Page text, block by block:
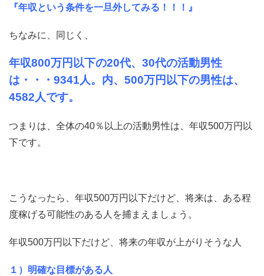
『年収という条件を一旦外してみる！！！』
ちなみに、同じく、
年収800万円以下の20代、30代の活動男性
は・・・9341人。内、500万円以下の男性は、
4582人です。
つまりは、全体の40％以上の活動男性は、年収500万円以
下です。
こうなったら、年収500万円以下だけど、将来は、ある程
度稼げる可能性のある人を捕まえましょう。
年収500万円以下だけど、将来の年収が上がりそうな人
１）明確な目標がある人